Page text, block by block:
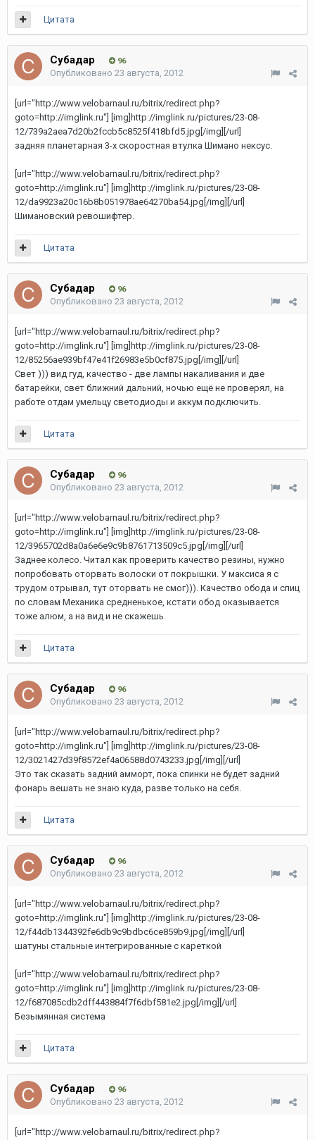
Цитата
Субадаp 96
Опубликовано 23 августа, 2012
[url="http://www.velobarnaul.ru/bitrix/redirect.php?
goto=http://imglink.ru"] [img]http://imglink.ru/pictures/23-08-
12/739a2aea7d20b2fccb5c8525f418bfd5.jpg[/img][/url]
задняя планетарная 3-х скоростная втулка Шимано нексус.
[url="http://www.velobarnaul.ru/bitrix/redirect.php?
goto=http://imglink.ru"] [img]http://imglink.ru/pictures/23-08-
12/da9923a20c16b8b051978ae64270ba54.jpg[/img][/url]
Шимановский ревошифтер.
Цитата
Субадаp 96
Опубликовано 23 августа, 2012
[url="http://www.velobarnaul.ru/bitrix/redirect.php?
goto=http://imglink.ru"] [img]http://imglink.ru/pictures/23-08-
12/85256ae939bf47e41f26983e5b0cf875.jpg[/img][/url]
Свет ))) вид гуд, качество - две лампы накаливания и две
батарейки, свет ближний дальний, ночью ещё не проверял, на
работе отдам умельцу светодиоды и аккум подключить.
Цитата
Субадаp 96
Опубликовано 23 августа, 2012
[url="http://www.velobarnaul.ru/bitrix/redirect.php?
goto=http://imglink.ru"] [img]http://imglink.ru/pictures/23-08-
12/3965702d8a0a6e6e9c9b8761713509c5.jpg[/img][/url]
Заднее колесо. Читал как проверить качество резины, нужно
попробовать оторвать волоски от покрышки. У максиса я с
трудом отрывал, тут оторвать не смог))). Качество обода и спиц
по словам Механика средненькое, кстати обод оказывается
тоже алюм, а на вид и не скажешь.
Цитата
Субадаp 96
Опубликовано 23 августа, 2012
[url="http://www.velobarnaul.ru/bitrix/redirect.php?
goto=http://imglink.ru"] [img]http://imglink.ru/pictures/23-08-
12/3021427d39f8572ef4a06588d0743233.jpg[/img][/url]
Это так сказать задний амморт, пока спинки не будет задний
фонарь вешать не знаю куда, разве только на себя.
Цитата
Субадаp 96
Опубликовано 23 августа, 2012
[url="http://www.velobarnaul.ru/bitrix/redirect.php?
goto=http://imglink.ru"] [img]http://imglink.ru/pictures/23-08-
12/f44db1344392fe6db9c9bdbc6ce859b9.jpg[/img][/url]
шатуны стальные интегрированные с кареткой
[url="http://www.velobarnaul.ru/bitrix/redirect.php?
goto=http://imglink.ru"] [img]http://imglink.ru/pictures/23-08-
12/f687085cdb2dff443884f7f6dbf581e2.jpg[/img][/url]
Безымянная система
Цитата
Субадаp 96
Опубликовано 23 августа, 2012
[url="http://www.velobarnaul.ru/bitrix/redirect.php?